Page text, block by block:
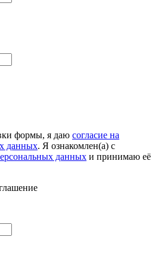
формы, я даю согласие на
данных. Я ознакомлен(а) с
данных и принимаю её